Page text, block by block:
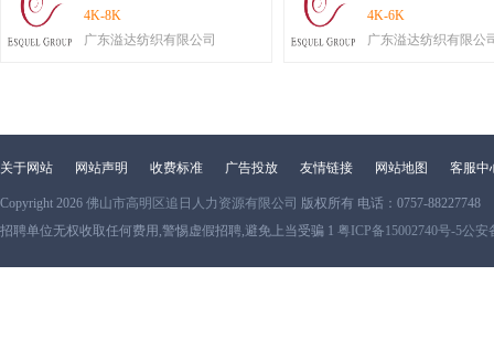
4K-8K
广东溢达纺织有限公司
4K-6K
广东溢达纺织有限公
关于网站 网站声明 收费标准 广告投放 友情链接 网站地图 客服中
Copyright 2026 佛山市高明区追日人力资源有限公司 版权所有 电话：0757-88227748
招聘单位无权收取任何费用,警惕虚假招聘,避免上当受骗 1 粤ICP备15002740号-5公安